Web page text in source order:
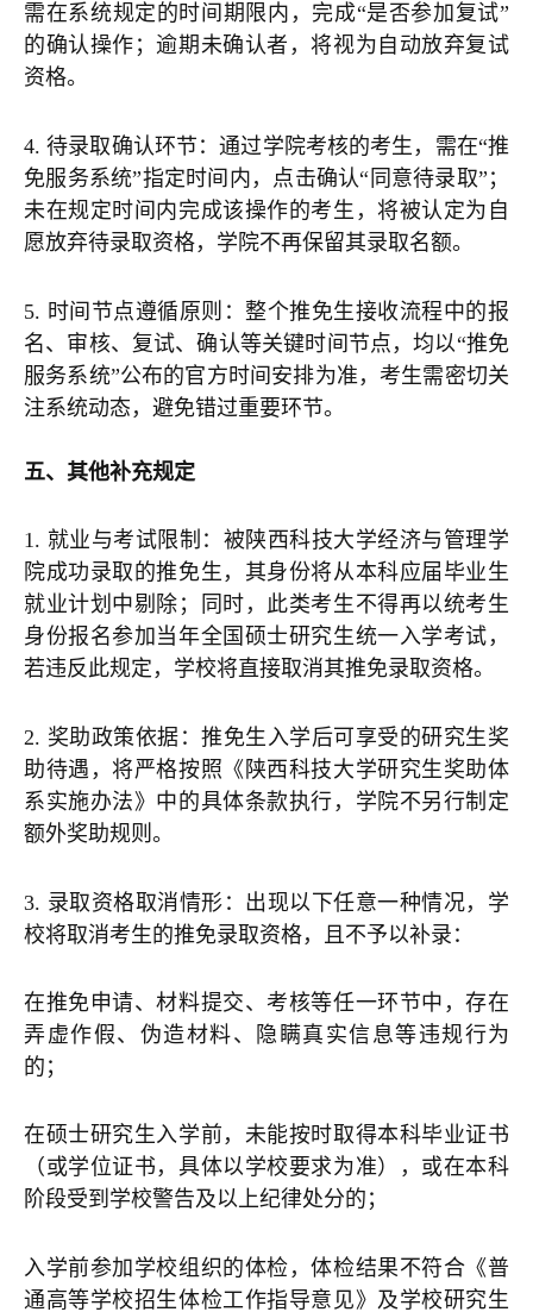
需在系统规定的时间期限内，完成“是否参加复试”
的确认操作；逾期未确认者，将视为自动放弃复试
资格。
4. 待录取确认环节：通过学院考核的考生，需在“推
免服务系统”指定时间内，点击确认“同意待录取”；
未在规定时间内完成该操作的考生，将被认定为自
愿放弃待录取资格，学院不再保留其录取名额。
5. 时间节点遵循原则：整个推免生接收流程中的报
名、审核、复试、确认等关键时间节点，均以“推免
服务系统”公布的官方时间安排为准，考生需密切关
注系统动态，避免错过重要环节。
五、其他补充规定
1. 就业与考试限制：被陕西科技大学经济与管理学
院成功录取的推免生，其身份将从本科应届毕业生
就业计划中剔除；同时，此类考生不得再以统考生
身份报名参加当年全国硕士研究生统一入学考试，
若违反此规定，学校将直接取消其推免录取资格。
2. 奖助政策依据：推免生入学后可享受的研究生奖
助待遇，将严格按照《陕西科技大学研究生奖助体
系实施办法》中的具体条款执行，学院不另行制定
额外奖助规则。
3. 录取资格取消情形：出现以下任意一种情况，学
校将取消考生的推免录取资格，且不予以补录：
在推免申请、材料提交、考核等任一环节中，存在
弄虚作假、伪造材料、隐瞒真实信息等违规行为
的；
在硕士研究生入学前，未能按时取得本科毕业证书
（或学位证书，具体以学校要求为准），或在本科
阶段受到学校警告及以上纪律处分的；
入学前参加学校组织的体检，体检结果不符合《普
通高等学校招生体检工作指导意见》及学校研究生